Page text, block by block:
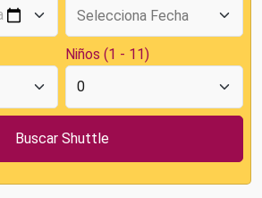
Niños (1 - 11)